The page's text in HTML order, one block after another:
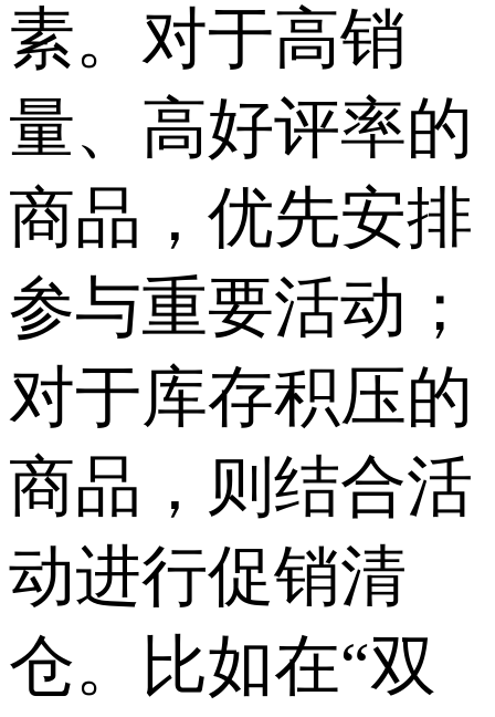
素。对于高销
量、高好评率的
商品，优先安排
参与重要活动；
对于库存积压的
商品，则结合活
动进行促销清
仓。比如在“双